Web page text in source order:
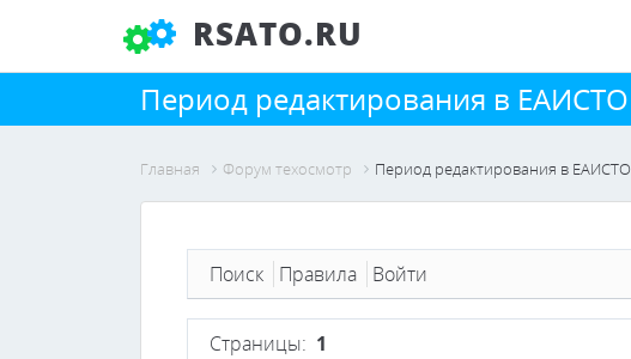
RSATO.RU
Период редактирования в ЕАИСТО
Главная Форум техосмотр Период редактирования в ЕАИСТО
Поиск Правила Войти
Страницы: 1